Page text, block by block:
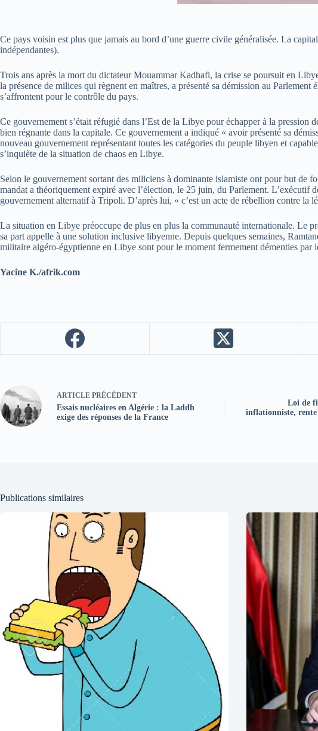
Ce pays voisin est plus que jamais au bord d’une guerre civile généralisée. La
indépendantes).
Trois ans après la mort du dictateur Mouammar Kadhafi, la crise se poursuit en
la présence de milices qui règnent en maîtres, a présenté sa démission au
s’affrontent pour le contrôle du pays.
Ce gouvernement s’était réfugié dans l’Est de la Libye pour échapper à la pression
bien régnante dans la capitale. Ce gouvernement a indiqué « avoir présenté sa
nouveau gouvernement représentant toutes les catégories du peuple libyen et
s’inquiète de la situation de chaos en Libye.
Selon le gouvernement sortant des miliciens à dominante islamiste ont pour but
mandat a théoriquement expiré avec l’élection, le 25 juin, du Parlement.
gouvernement alternatif à Tripoli. D’après lui, « c’est un acte de rébellion contre la
La situation en Libye préoccupe de plus en plus la communauté internationale. Le
sa part appelle à une solution inclusive libyenne. Depuis quelques semaines,
militaire algéro-égyptienne en Libye sont pour le moment fermement démenties par
Yacine K./afrik.com
ARTICLE PRÉCÉDENT
Essais nucléaires en Algérie : la Laddh
exige des réponses de la France
Loi de
inflationniste, rente
Publications similaires